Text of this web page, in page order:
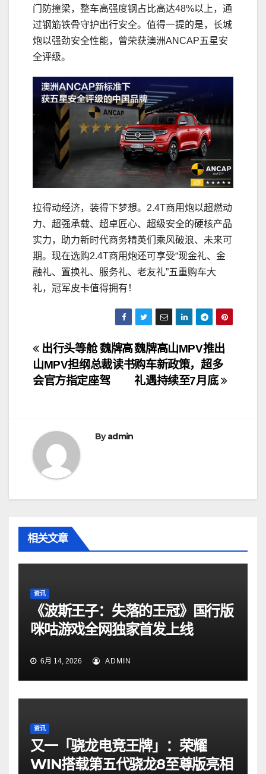
门防撞梁，整车高强度钢占比高达48%以上，通
过钢筋铁骨守护出行安全。值得一提的是，长城
炮以强劲安全性能，曾荣获澳洲ANCAP五星安
全评级。
拉得动经济，装得下梦想。2.4T商用炮以超燃动
力、超强承载、超卓匠心、超级安全的硬核产品
实力，助力新时代商务精英们乘风破浪、未来可
期。现在选购2.4T商用炮还可享受“现金礼、金
融礼、置换礼、服务礼、老友礼”五重购车大
礼，冠军皮卡值得拥有！
文
章
航
魏牌高山MPV推出
购车新政策，超多
礼遇持续至7月底
出行头等舱 魏牌高
山MPV担纲总裁读书
会官方指定座驾
Byadmin
相关文章
资讯
《波斯王子：失落的王冠》国行版
咪咕游戏全网独家首发上线
6月 14, 2026 ADMIN
资讯
又一「骁龙电竞王牌」：荣耀
WIN搭载第五代骁龙8至尊版亮相